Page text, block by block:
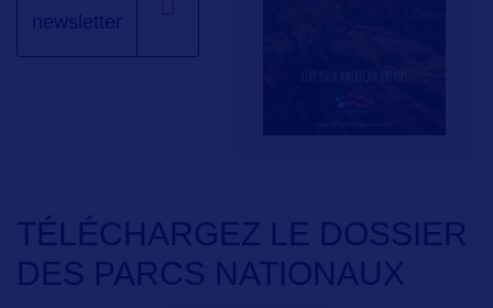
newsletter
TÉLÉCHARGEZ LE DOSSIER
DES PARCS NATIONAUX